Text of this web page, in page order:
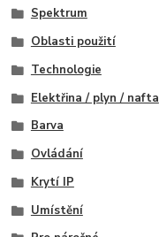
Spektrum
Oblasti použití
Technologie
Elektřina / plyn / nafta
Barva
Ovládání
Krytí IP
Umístění